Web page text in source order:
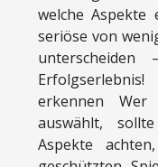
welche Aspekte
seriöse von
Erfolgserlebnis!
erkennen
auswählt,
Aspekte